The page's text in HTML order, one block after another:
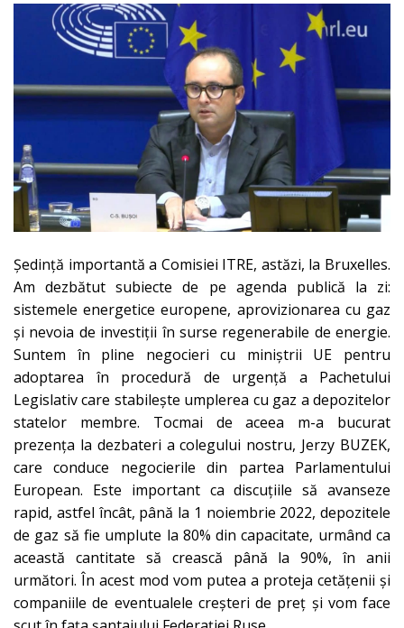
Ședință importantă a Comisiei ITRE, astăzi, la Bruxelles.
Am dezbătut subiecte de pe agenda publică la zi:
sistemele energetice europene, aprovizionarea cu gaz
și nevoia de investiții în surse regenerabile de energie.
Suntem în pline negocieri cu miniștrii UE pentru
adoptarea în procedură de urgență a Pachetului
Legislativ care stabilește umplerea cu gaz a depozitelor
statelor membre. Tocmai de aceea m-a bucurat
prezența la dezbateri a colegului nostru, Jerzy BUZEK,
care conduce negocierile din partea Parlamentului
European. Este important ca discuțiile să avanseze
rapid, astfel încât, până la 1 noiembrie 2022, depozitele
de gaz să fie umplute la 80% din capacitate, urmând ca
această cantitate să crească până la 90%, în anii
următori. În acest mod vom putea a proteja cetățenii și
companiile de eventualele creșteri de preț și vom face